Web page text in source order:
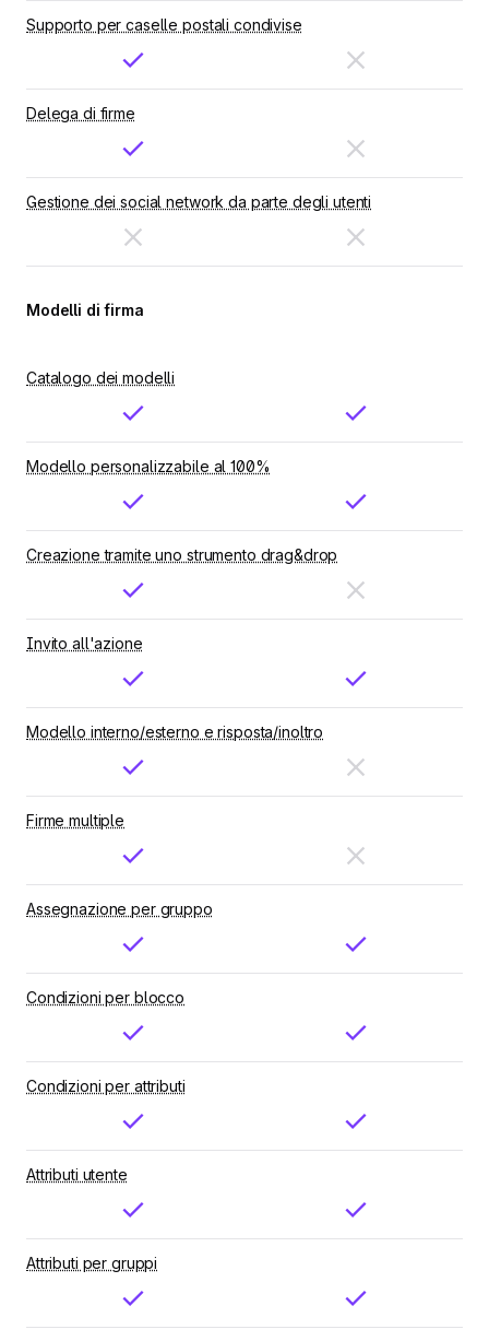
Supporto per caselle postali condivise
Delega di firme
Gestione dei social network da parte degli utenti
Modelli di firma
Catalogo dei modelli
Modello personalizzabile al 100%
Creazione tramite uno strumento drag&drop
Invito all'azione
Modello interno/esterno e risposta/inoltro
Firme multiple
Assegnazione per gruppo
Condizioni per blocco
Condizioni per attributi
Attributi utente
Attributi per gruppi